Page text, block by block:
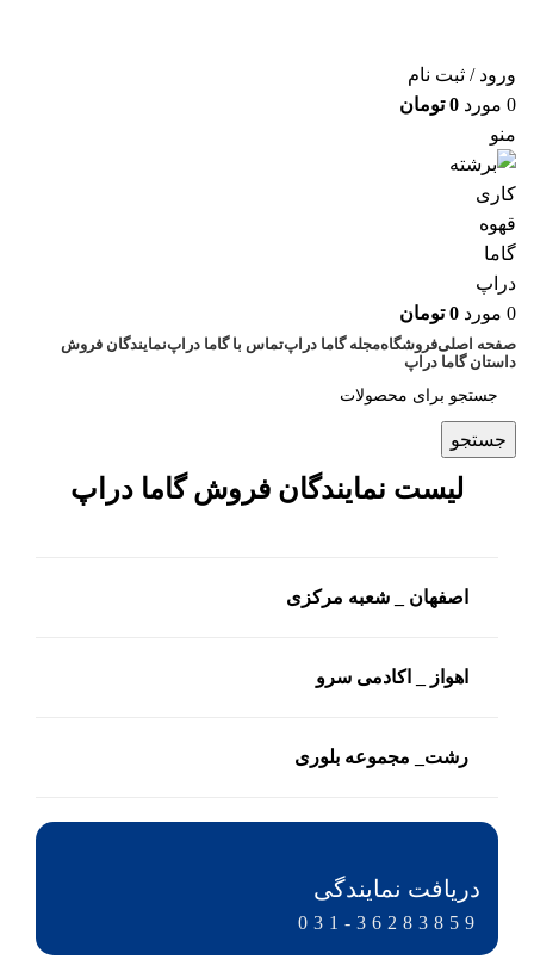
ورود / ثبت نام
0 مورد 0 تومان
منو
0 مورد 0 تومان
صفحه اصلیفروشگاهمجله گاما دراپتماس با گاما دراپنمایندگان فروش
داستان گاما دراپ
جستجو
لیست نمایندگان فروش گاما دراپ
اصفهان _ شعبه مرکزی
اهواز _ اکادمی سرو
رشت_ مجموعه بلوری
دریافت نمایندگی
031-36283859